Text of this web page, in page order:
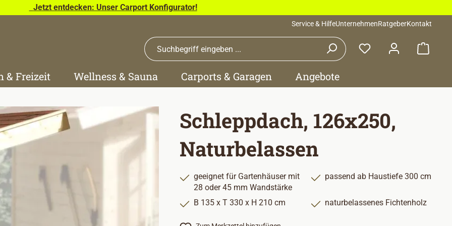
Jetzt entdecken: Unser Carport Konfigurator!
Service & HilfeUnternehmenRatgeberKontakt
& Freizeit Wellness & Sauna Carports & Garagen Angebote
Schleppdach, 126x250,
Naturbelassen
geeignet für Gartenhäuser mit
28 oder 45 mm Wandstärke
passend ab Haustiefe 300 cm
B 135 x T 330 x H 210 cm naturbelassenes Fichtenholz